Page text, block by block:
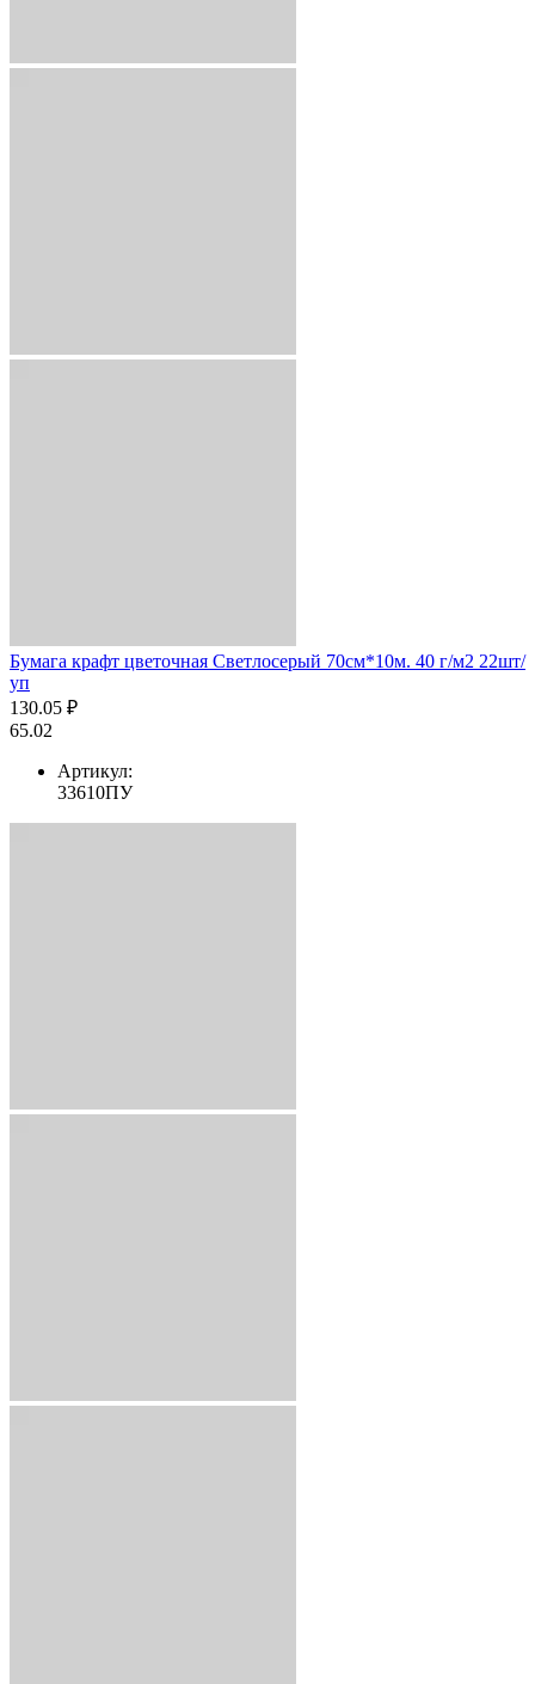
Бумага крафт цветочная Светлосерый 70см*10м. 40 г/м2 22шт/
уп
130.05 ₽
65.02
Артикул:
33610ПУ